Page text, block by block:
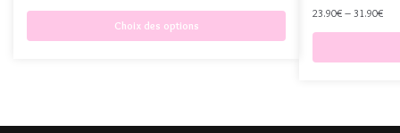
Choix des options
23.90€ – 31.90€